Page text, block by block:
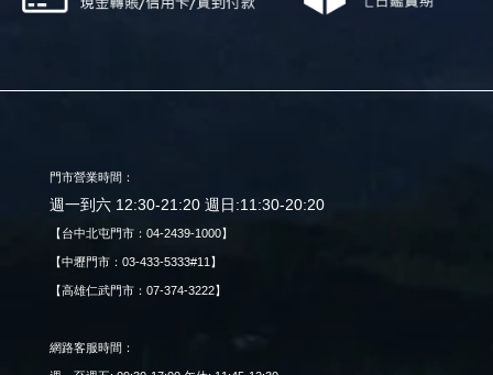
門市營業時間：
週一到六 12:30-21:20 週日:11:30-20:20
【台中北屯門市：04-2439-1000】
【中壢門市：03-433-5333#11】
【高雄仁武門市：07-374-3222】
網路客服時間：